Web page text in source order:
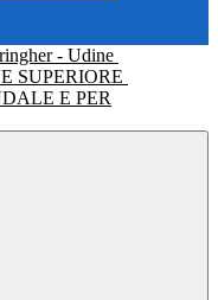
- Udine
SUPERIORE
E PER